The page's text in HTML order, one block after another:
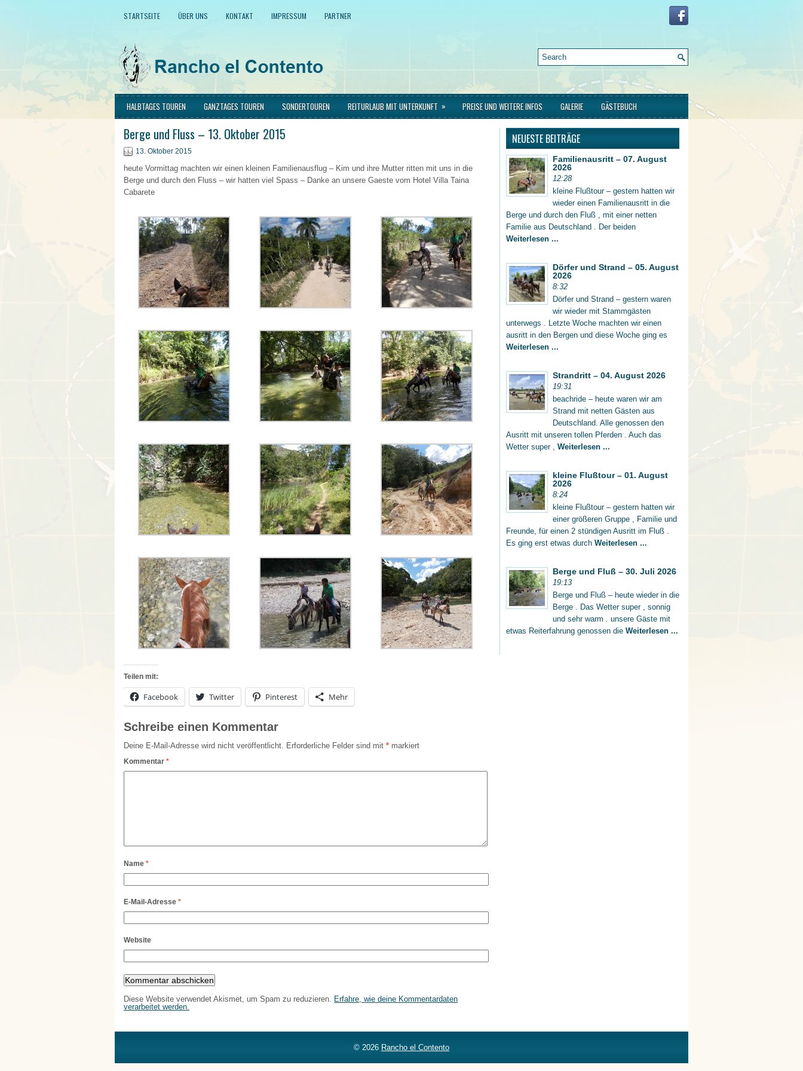
STARTSEITE ÜBER UNS KONTAKT IMPRESSUM PARTNER
HALBTAGES TOUREN GANZTAGES TOUREN SONDERTOUREN REITURLAUB MIT UNTERKUNFT » PREISE UND WEITERE INFOS GALERIE GÄSTEBUCH
Berge und Fluss – 13. Oktober 2015
13. Oktober 2015
heute Vormittag machten wir einen kleinen Familienausflug – Kim und ihre Mutter ritten mit uns in die
Berge und durch den Fluss – wir hatten viel Spass – Danke an unsere Gaeste vom Hotel Villa Taina
Cabarete
Teilen mit:
Facebook Twitter Pinterest Mehr
Schreibe einen Kommentar
Deine E-Mail-Adresse wird nicht veröffentlicht. Erforderliche Felder sind mit * markiert
Kommentar *
Name *
E-Mail-Adresse *
Website
Diese Website verwendet Akismet, um Spam zu reduzieren. Erfahre, wie deine Kommentardaten
verarbeitet werden.
NEUESTE BEITRÄGE
Familienausritt – 07. August
2026
12:28
kleine Flußtour – gestern hatten wir
wieder einen Familienausritt in die
Berge und durch den Fluß , mit einer netten
Familie aus Deutschland . Der beiden
Weiterlesen ...
Dörfer und Strand – 05. August
2026
8:32
Dörfer und Strand – gestern waren
wir wieder mit Stammgästen
unterwegs . Letzte Woche machten wir einen
ausritt in den Bergen und diese Woche ging es
Weiterlesen ...
Strandritt – 04. August 2026
19:31
beachride – heute waren wir am
Strand mit netten Gästen aus
Deutschland. Alle genossen den
Ausritt mit unseren tollen Pferden . Auch das
Wetter super , Weiterlesen ...
kleine Flußtour – 01. August
2026
8:24
kleine Flußtour – gestern hatten wir
einer größeren Gruppe , Familie und
Freunde, für einen 2 stündigen Ausritt im Fluß .
Es ging erst etwas durch Weiterlesen ...
Berge und Fluß – 30. Juli 2026
19:13
Berge und Fluß – heute wieder in die
Berge . Das Wetter super , sonnig
und sehr warm . unsere Gäste mit
etwas Reiterfahrung genossen die Weiterlesen ...
© 2026 Rancho el Contento